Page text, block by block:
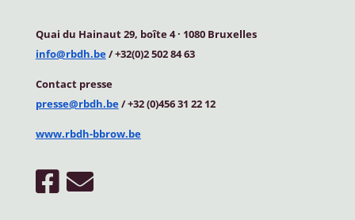
Quai du Hainaut 29, boîte 4· 1080 Bruxelles
info@rbdh.be/ +32(0)2 502 84 63
Contact presse
presse@rbdh.be/ +32 (0)456 31 22 12
www.rbdh-bbrow.be